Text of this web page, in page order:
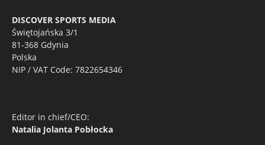
DISCOVER SPORTS MEDIA
Świętojańska 3/1
81-368 Gdynia
Polska
NIP / VAT Code: 7822654346
Editor in chief/CEO:
Natalia Jolanta Pobłocka